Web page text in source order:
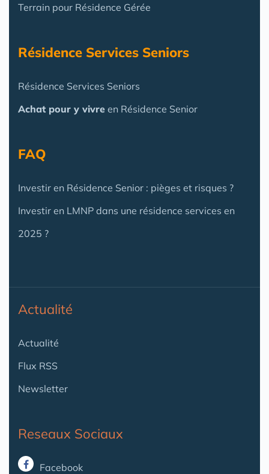
Terrain pour Résidence Gérée
Résidence Services Seniors
Résidence Services Seniors
Achat pour y vivre en Résidence Senior
FAQ
Investir en Résidence Senior : pièges et risques ?
Investir en LMNP dans une résidence services en
2025 ?
Actualité
Actualité
Flux RSS
Newsletter
Reseaux Sociaux
Facebook